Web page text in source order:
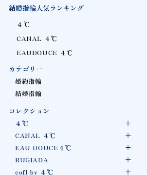
結婚指輪人気ランキング
４℃
CANAL ４℃
EAUDOUCE ４℃
カテゴリー
婚約指輪
結婚指輪
コレクション
４℃
CANAL ４℃
EAU DOUCE４℃
RUGIADA
cofl by ４℃